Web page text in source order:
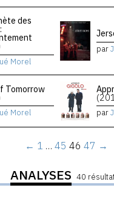
des
Morel
par
Tomorrow
Morel par
← 1 … 45 46 47 →
ANALYSES 40